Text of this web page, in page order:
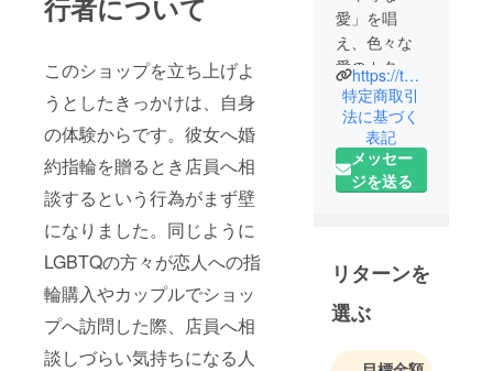
行者について
このショップを立ち上げよ
うとしたきっかけは、自身
の体験からです。彼女へ婚
約指輪を贈るとき店員へ相
談するという行為がまず壁
になりました。同じように
LGBTQの方々が恋人への指
輪購入やカップルでショッ
プへ訪問した際、店員へ相
談しづらい気持ちになる人
愛」を唱
え、色々な
愛のカタチ
をサポート
していきた
く、彼女と2
人でTLdを作
りあげよう
オーダー制
のアクセサ
リーショッ
LGBTQの
https://tweeliefdes.stores.jp/
特定商取引
法に基づく
表記
メッセー
ジを送る
リターンを
選ぶ